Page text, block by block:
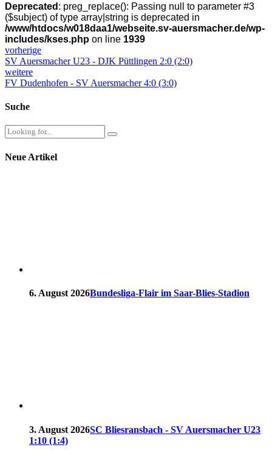
Deprecated : preg_replace(): Passing null to parameter #3
($subject) of type array|string is deprecated in
/www/htdocs/w018daa1/webseite.sv-auersmacher.de/wp-
includes/kses.php on line 1939
vorherige
SV Auersmacher U23 - DJK Püttlingen 2:0 (2:0)
weitere
FV Dudenhofen - SV Auersmacher 4:0 (3:0)
Suche
Neue Artikel
6. August 2026Bundesliga-Flair im Saar-Blies-Stadion
3. August 2026SC Bliesransbach - SV Auersmacher U23
1:10 (1:4)